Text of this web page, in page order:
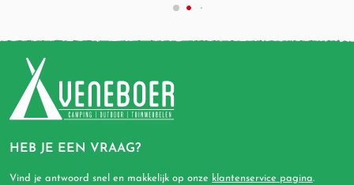
HEB JE EEN VRAAG?
Vind je antwoord snel en makkelijk op onze klantenservice pagina.